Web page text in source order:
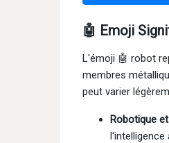
🤖 Emoji
L'émoji 🤖 robot
membres
peut varier
Robotique